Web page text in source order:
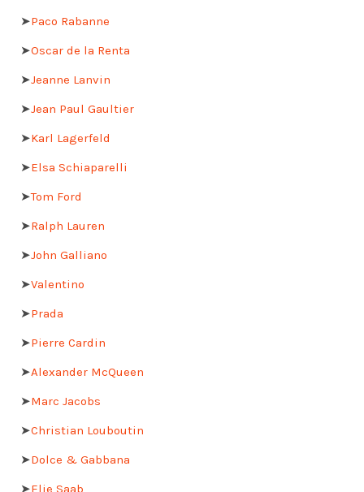
➤Paco Rabanne
➤Oscar de la Renta
➤Jeanne Lanvin
➤Jean Paul Gaultier
➤Karl Lagerfeld
➤Elsa Schiaparelli
➤Tom Ford
➤Ralph Lauren
➤John Galliano
➤Valentino
➤Prada
➤Pierre Cardin
➤Alexander McQueen
➤Marc Jacobs
➤Christian Louboutin
➤Dolce & Gabbana
➤Elie Saab